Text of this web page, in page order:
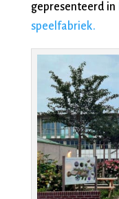
gepresenteerd in
speelfabriek.